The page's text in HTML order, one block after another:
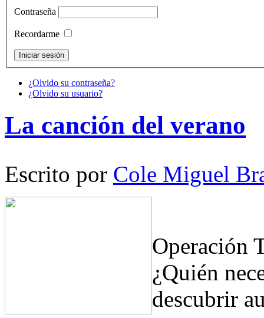
Contraseña
Recordarme
¿Olvido su contraseña?
¿Olvido su usuario?
La canción del verano
Escrito por Cole Miguel
Operación
¿Quién
descubrir